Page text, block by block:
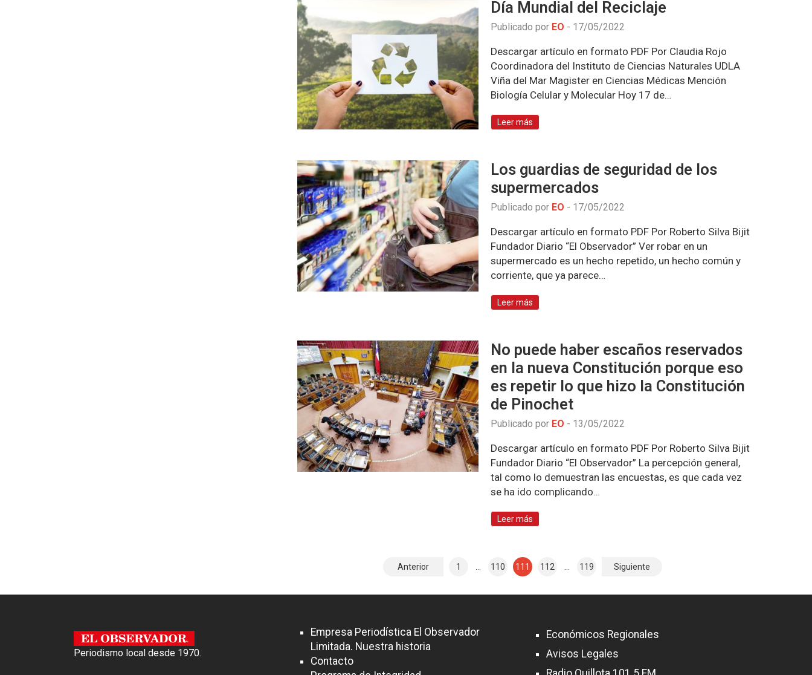
Día Mundial del Reciclaje
Publicado por EO - 17/05/2022
Descargar artículo en formato PDF Por Claudia Rojo
Coordinadora del Instituto de Ciencias Naturales UDLA
Viña del Mar Magister en Ciencias Médicas Mención
Biología Celular y Molecular Hoy 17 de…
Leer más
Los guardias de seguridad de los
supermercados
Publicado por EO - 17/05/2022
Descargar artículo en formato PDF Por Roberto Silva Bijit
Fundador Diario “El Observador” Ver robar en un
supermercado es un hecho repetido, un hecho común y
corriente, que ya parece…
Leer más
No puede haber escaños reservados
en la nueva Constitución porque eso
es repetir lo que hizo la Constitución
de Pinochet
Publicado por EO - 13/05/2022
Descargar artículo en formato PDF Por Roberto Silva Bijit
Fundador Diario “El Observador” La percepción general,
tal como lo demuestran las encuestas, es que cada vez
se ha ido complicando…
Leer más
e
g
Anterior 1 110 111 112 119 Siguiente
Periodismo local desde 1970.
Empresa Periodística El Observador
Limitada. Nuestra historia
Contacto
Económicos Regionales
Avisos Legales